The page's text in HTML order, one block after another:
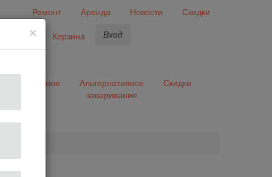
Ремонт Аренда Новости
Скидки
Корзина Вход
Разное
Альтернативное
заваривание
Скидки
×